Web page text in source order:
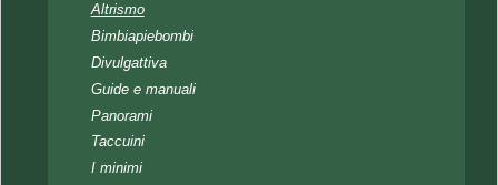
Altrismo
Bimbiapiebombi
Divulgattiva
Guide e manuali
Panorami
Taccuini
I minimi